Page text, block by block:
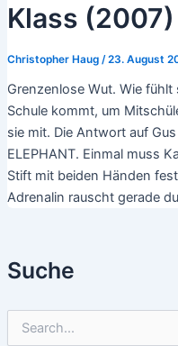
Suche
Klass (2007)
Christopher Haug /23. August
Grenzenlose Wut. Wie
Schule kommt, um
sie mit. Die Antwort auf
ELEPHANT. Einmal muss
Stift mit beiden Händen
Adrenalin rauscht gerade